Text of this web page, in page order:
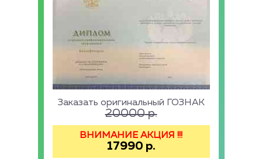
Заказать оригинальный ГОЗНАК
20000р.
ВНИМАНИЕ АКЦИЯ !!!
17990 р.